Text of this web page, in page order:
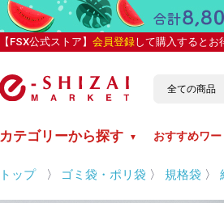
【FSX公式ストア】 会員登録して購入するとお
カテゴリーから探す ▼ おすすめワー
トップ 〉 ゴミ袋・ポリ袋 〉 規格袋 〉